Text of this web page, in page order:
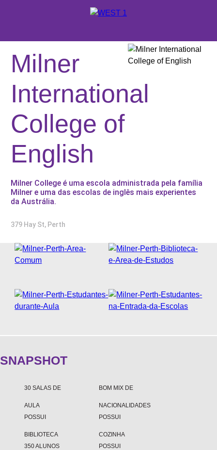
ORÇAMENTO
ENGLISH
ONDE ESTUDAR
NOSSOS SERVIÇOS
ESCOLAS E CURSOS
PROMOÇÕES
SOBRE A WEST 1
NOSSAS AGÊNCIAS
FAQS
DEPOIMENTOS
Milner
International
College of
English
Milner College é uma escola administrada pela família
Milner e uma das escolas de inglês mais experientes
da Austrália.
379 Hay St, Perth
SNAPSHOT
30 SALAS DE
AULA
BOM MIX DE
NACIONALIDADES
POSSUI
BIBLIOTECA
POSSUI
COZINHA
350 ALUNOS
POSSUI